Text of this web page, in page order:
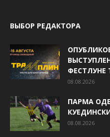
ВЫБОР РЕДАКТОРА
08.08.2026
ПАРМА
08.08.2026